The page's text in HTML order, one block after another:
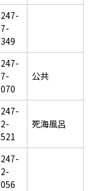
公共
死海風呂